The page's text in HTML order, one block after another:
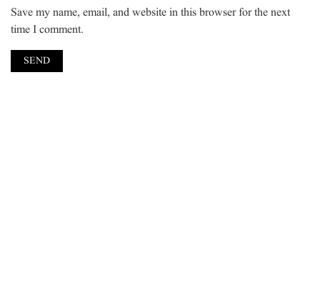
Save my name, email, and website in this browser for the next
time I comment.